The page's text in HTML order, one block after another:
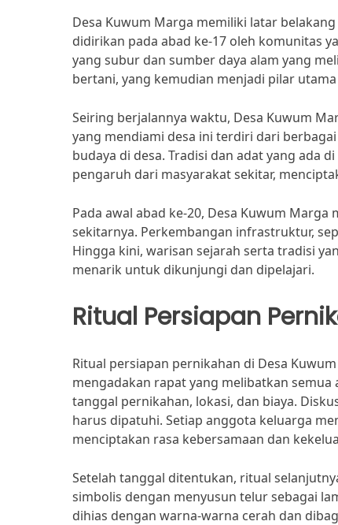
Desa Kuwum Marga memiliki latar
didirikan pada abad ke-17 oleh komunitas
yang subur dan sumber daya alam yang
bertani, yang kemudian menjadi pilar
Seiring berjalannya waktu, Desa Kuwum
yang mendiami desa ini terdiri dari
budaya di desa. Tradisi dan adat yang ada
pengaruh dari masyarakat sekitar,
Pada awal abad ke-20, Desa Kuwum
sekitarnya. Perkembangan infrastruktur,
Hingga kini, warisan sejarah serta tradisi
menarik untuk dikunjungi dan dipelajari.
Ritual Persiapan
Ritual persiapan pernikahan di Desa
mengadakan rapat yang melibatkan
tanggal pernikahan, lokasi, dan biaya.
harus dipatuhi. Setiap anggota keluarga
menciptakan rasa kebersamaan dan
Setelah tanggal ditentukan, ritual
simbolis dengan menyusun telur sebagai
dihias dengan warna-warna cerah dan